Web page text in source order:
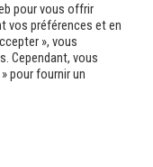
pour vous offrir
vos préférences et en
», vous
Cependant, vous
pour fournir un